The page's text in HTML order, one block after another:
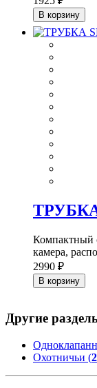
В корзину
ТРУБКА
Компактный
камера,
2990 ₽
В корзину
Другие
Охотничьи (